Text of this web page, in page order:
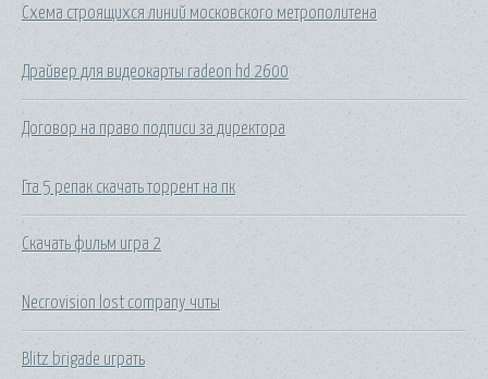
Схема строящихся линий московского метрополитена
Драйвер для видеокарты radeon hd 2600
Договор на право подписи за директора
Гта 5 репак скачать торрент на пк
Скачать фильм игра 2
Necrovision lost company читы
Blitz brigade играть